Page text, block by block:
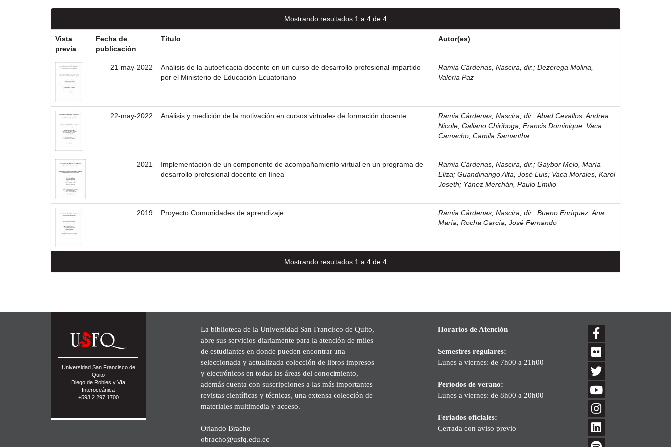
Mostrando resultados 1 a 4 de 4
Vista
previa
Fecha de
publicación
Título Autor(es)
21-may-2022
Análisis de la autoeficacia docente en un curso de desarrollo profesional impartido
por el Ministerio de Educación Ecuatoriano
Ramia Cárdenas, Nascira, dir. ; Dezerega Molina,
Valeria Paz
22-may-2022 Análisis y medición de la motivación en cursos virtuales de formación docente Ramia Cárdenas, Nascira, dir. ;Abad Cevallos, Andrea
Nicole; Galiano Chiriboga, Francis Dominique; Vaca
Camacho, Camila Samantha
2021
Implementación de un componente de acompañamiento virtual en un programa de
desarrollo profesional docente en línea
Ramia Cárdenas, Nascira, dir. ; Gaybor Melo, María
Eliza; Guandinango Alta, José Luis; Vaca Morales, Karol
Joseth; Yánez Merchán, Paulo Emilio
2019 Proyecto Comunidades de aprendizaje Ramia Cárdenas, Nascira, dir. ; Bueno Enríquez, Ana
María; Rocha García, José Fernando
Mostrando resultados 1 a 4 de 4
Universidad San Francisco de
Quito
Diego de Robles y Vía
Interoceánica
+593 2 297 1700
La biblioteca de la Universidad San Francisco de Quito,
abre sus servicios diariamente para la atención de miles
de estudiantes en donde pueden encontrar una
seleccionada y actualizada colección de libros impresos
y electrónicos en todas las áreas del conocimiento,
además cuenta con suscripciones a las más importantes
revistas científicas y técnicas, una extensa colección de
materiales multimedia y acceso.
Orlando Bracho
obracho@usfq.edu.ec
Horarios de Atención
Semestres regulares:
Lunes a viernes: de 7h00 a 21h00
Períodos de verano:
Lunes a viernes: de 8h00 a 20h00
Feriados oficiales:
Cerrada con aviso previo